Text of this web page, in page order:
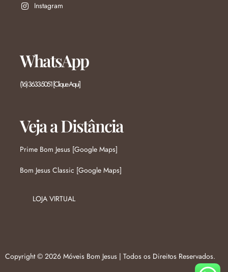
Instagram
WhatsApp
(16) 3633-5051 [Clique Aqui]
Veja a Distância
Prime Bom Jesus [Google Maps]
Bom Jesus Classic [Google Maps]
LOJA VIRTUAL
Copyright © 2026 Móveis Bom Jesus | Todos os Direitos Reservados.